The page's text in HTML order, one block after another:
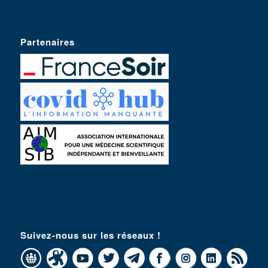
Partenaires
Suivez-nous sur les réseaux !